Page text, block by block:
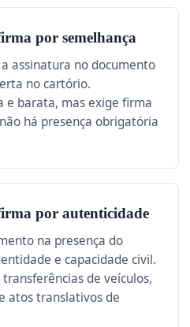
por semelhança
assinatura no documento
no cartório.
e barata, mas exige firma
há presença obrigatória
por autenticidade
na presença do
e capacidade civil.
de veículos,
atos translativos de